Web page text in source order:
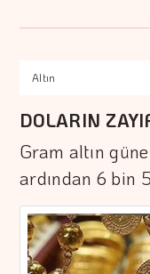
Altın
DOLARIN
Gram altın
ardından 6 bin